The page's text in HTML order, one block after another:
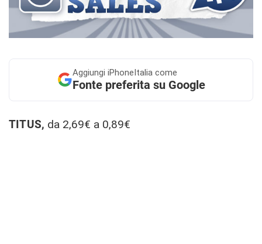
Aggiungi iPhoneItalia come
Fonte preferita su Google
TITUS, da 2,69€ a 0,89€